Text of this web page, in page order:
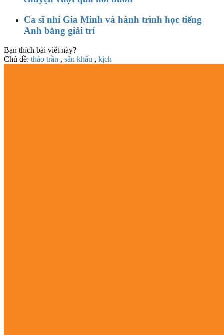
Ca sĩ nhí Gia Minh và hành trình học tiếng
Anh bằng giải trí
Bạn thích bài viết này?
Chủ đề: thảo trần , sân khấu , kịch